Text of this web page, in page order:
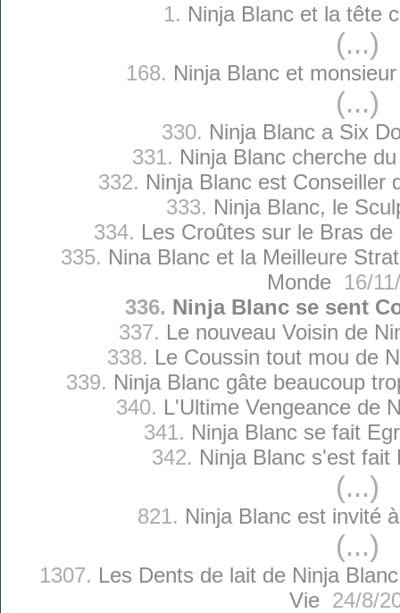
1. Ninja Blanc et la tête
(...)
168. Ninja Blanc et
(...)
330. Ninja Blanc a Six
331. Ninja Blanc cherche
332. Ninja Blanc est Conseiller
333. Ninja Blanc, le
334. Les Croûtes sur le Bras de
335. Nina Blanc et la Meilleure
Monde 16/
336. Ninja Blanc se sent
337. Le nouveau Voisin de
338. Le Coussin tout mou de
339. Ninja Blanc gâte beaucoup
340. L'Ultime Vengeance de
341. Ninja Blanc se fait
342. Ninja Blanc s'est fait
(...)
821. Ninja Blanc est invité
(...)
1307. Les Dents de lait de Ninja
Vie24/8/